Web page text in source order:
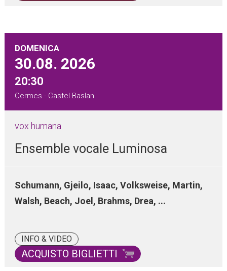
DOMENICA
30.08. 2026
20:30
Cermes - Castel Baslan
vox humana
Ensemble vocale Luminosa
Schumann, Gjeilo, Isaac, Volksweise, Martin,
Walsh, Beach, Joel, Brahms, Drea, ...
INFO & VIDEO
ACQUISTO BIGLIETTI